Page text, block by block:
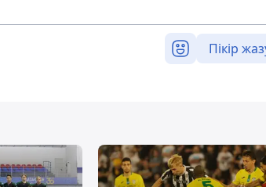
Пікір